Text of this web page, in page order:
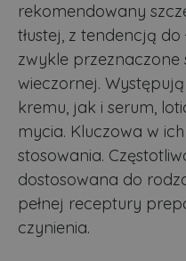
rekomendowany
tłustej, z tendencją
zwykle przeznaczone
wieczornej.
kremu, jak i serum,
mycia. Kluczowa w
stosowania.
dostosowana do
pełnej receptury
czynienia.